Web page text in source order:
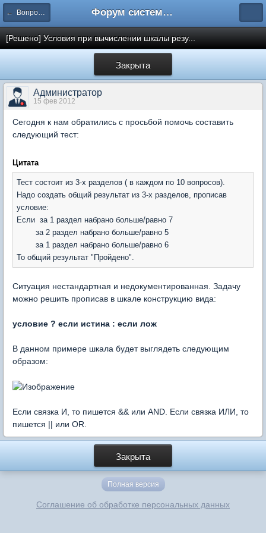
← Вопросы составления тестов Форум системы тестирования INDIGO
[Решено] Условия при вычислении шкалы резу...
Закрыта
Администратор
15 фев 2012
Сегодня к нам обратились с просьбой помочь составить
следующий тест:
Цитата
Тест состоит из 3-х разделов ( в каждом по 10 вопросов).
Надо создать общий результат из 3-х разделов, прописав
условие:
Если за 1 раздел набрано больше/равно 7
за 2 раздел набрано больше/равно 5
за 1 раздел набрано больше/равно 6
То общий результат "Пройдено".
Ситуация нестандартная и недокументированная. Задачу
можно решить прописав в шкале конструкцию вида:
условие ? если истина : если лож
В данном примере шкала будет выглядеть следующим
образом:
Если связка И, то пишется && или AND. Если связка ИЛИ, то
пишется || или OR.
Закрыта
Полная версия
Соглашение об обработке персональных данных